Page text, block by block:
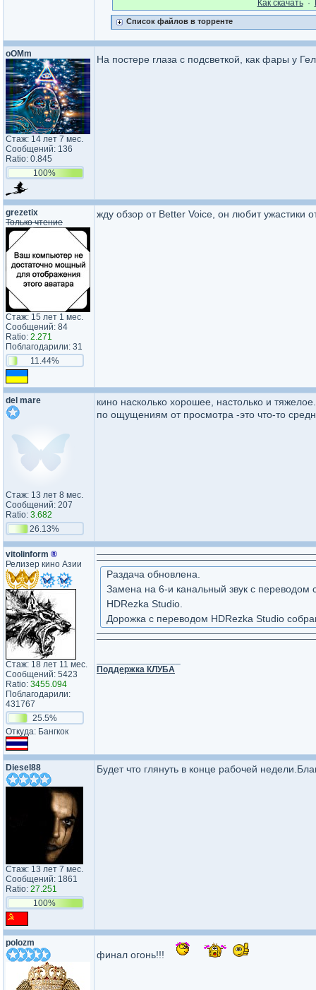
Как cкачать·
Список файлов в торренте
oOMm
Стаж: 14 лет 7 мес.
Сообщений: 136
Ratio: 0.845
100%
На постере глаза с подсветкой, как фары у
grezetix
Только чтение
Стаж: 15 лет 1 мес.
Сообщений: 84
Ratio: 2.271
Поблагодарили: 31
11.44%
жду обзор от Better Voice, он любит ужастики
del mare
Стаж: 13 лет 8 мес.
Сообщений: 207
Ratio: 3.682
26.13%
кино насколько хорошее, настолько и тяжелое.
по ощущениям от просмотра -это что-то
vitolinform ®
Релизер кино Азии
Стаж: 18 лет 11 мес.
Сообщений: 5423
Ratio: 3455.094
Поблагодарили:
431767
25.5%
Откуда: Бангкок
Раздача обновлена.
Замена на 6-и канальный звук с
HDRezka Studio.
Дорожка с переводом HDRezka Studio
Поддержка КЛУБА
Diesel88
Стаж: 13 лет 7 мес.
Сообщений: 1861
Ratio: 27.251
100%
Будет что глянуть в конце рабочей
polozm
финал огонь!!!